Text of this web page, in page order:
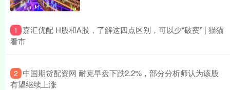
1 ​嘉汇优配 H股和A股，了解这四点区别，可以少“破费” | 猫猫
看市
2 ​中国期货配资网 耐克早盘下跌2.2%，部分分析师认为该股
有望继续上涨